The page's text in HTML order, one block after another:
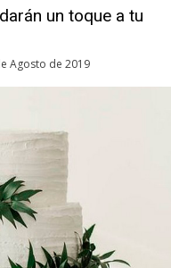
un toque a tu
Agosto de 2019